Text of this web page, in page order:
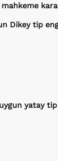
Dikey tip
yatay